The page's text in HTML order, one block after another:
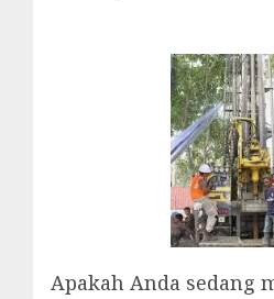
Apakah Anda sedang